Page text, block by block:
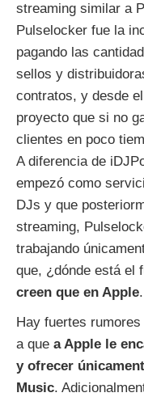
streaming similar a
Pulselocker fue la
pagando las
sellos y
contratos, y desde
proyecto que si no
clientes en poco
A diferencia de
empezó como
DJs y que
streaming,
trabajando
que, ¿dónde está el
creen que en Apple.
Hay fuertes
a que a Apple le
y ofrecer
Music.